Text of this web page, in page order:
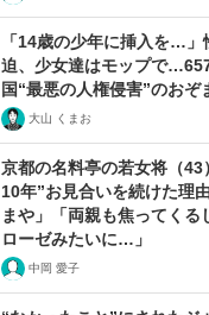
「14歳の少年に挿入を…
迫、少女達はモップで
国“最悪の人権侵害”のおぞ
大山 くまお
京都の名料亭の若女将（43
10年”お見合いを続けた理
まや」「両親も焦ってくる
ローゼみたいに…」
中岡 愛子